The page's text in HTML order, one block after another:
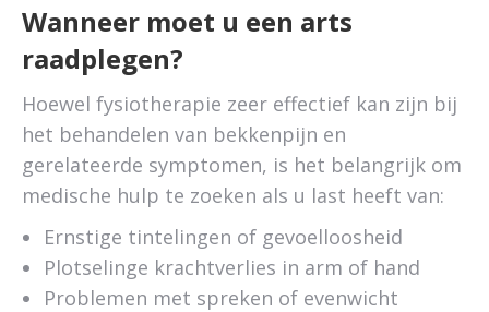
Wanneer moet u een arts
raadplegen?
Hoewel fysiotherapie zeer effectief kan zijn bij
het behandelen van bekkenpijn en
gerelateerde symptomen, is het belangrijk om
medische hulp te zoeken als u last heeft van:
Ernstige tintelingen of gevoelloosheid
Plotselinge krachtverlies in arm of hand
Problemen met spreken of evenwicht